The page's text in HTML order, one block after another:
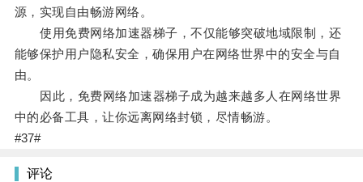
源，实现自由畅游网络。
使用免费网络加速器梯子，不仅能够突破地域限制，还
能够保护用户隐私安全，确保用户在网络世界中的安全与自
由。
因此，免费网络加速器梯子成为越来越多人在网络世界
中的必备工具，让你远离网络封锁，尽情畅游。
#37#
评论